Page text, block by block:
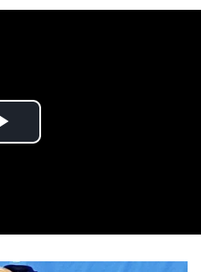
Play Video